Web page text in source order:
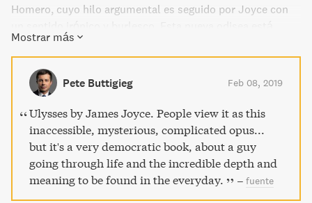
Homero, cuyo hilo argumental es seguido por Joyce con
protagonizada por un hombre de clase media, Leopold
Bloom, que tiene que afrontar asuntos problemáticos
relacionados con la familia, la lglesia y el Estado a lo largo
de 24 horas que dura el relato. Uno de los mayores logros
de la novela es el monólogo interior, tanto del personaje
central (al estilo del examen de conciencia jesuítico) como
de su esposa, Molly Bloom.
Mostrar más
Pete Buttigieg Feb 08, 2019
Ulysses by James Joyce. People view it as this
inaccessible, mysterious, complicated opus...
but it's a very democratic book, about a guy
going through life and the incredible depth and
meaning to be found in the everyday.
– fuente